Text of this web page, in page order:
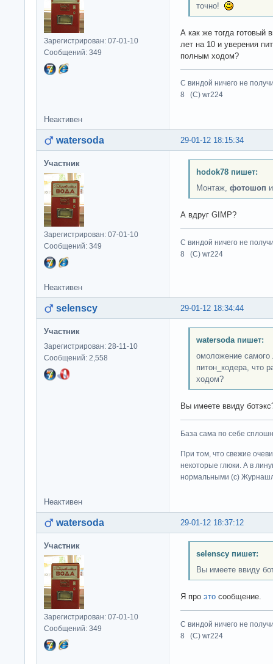
Зарегистрирован: 07-01-10
Сообщений: 349
точно!
А как же тогда готовый
лет на 10 и уверения
полным ходом?
С виндой ничего не
8 (C) wr224
Неактивен
29-01-12 18:15:34
watersoda
Участник
Зарегистрирован: 07-01-10
Сообщений: 349
hodok78 пишет:
Монтаж, фотошоп
А вдруг GIMP?
С виндой ничего не
8 (C) wr224
Неактивен
29-01-12 18:34:44
selenscy
Участник
Зарегистрирован: 28-11-10
Сообщений: 2,558
watersoda пишет:
омоложение
питон_кодера, что
ходом?
Вы имеете ввиду
База сама по себе
При том, что свежие
некоторые глюки. А в
нормальными (c)
Неактивен
29-01-12 18:37:12
watersoda
Участник
Зарегистрирован: 07-01-10
Сообщений: 349
selenscy пишет:
Вы имеете ввиду
Я про это сообщение.
С виндой ничего не
8 (C) wr224